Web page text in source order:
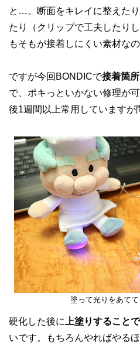
と…。断面をキレイに整えた
たり（クリップで工夫したり
もそもが接着しにくい素材な
ですが今回BONDICで接着箇
で、ポキっといかない修理が
後1週間以上常用していますが
塗って光りをあて
硬化した後に 上塗りすること
いです。もちろんやればやる